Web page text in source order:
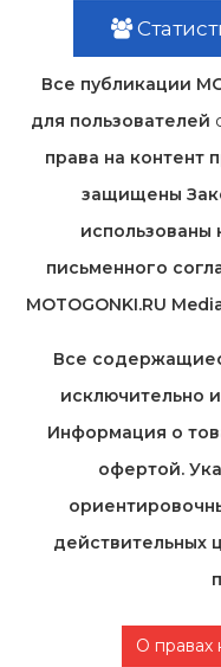
Все публикации
для пользователей
права на
защищены
использованы
письменного
MOTOGONKI.RU
Все
исключительно
Информация о
офертой.
действительных
О правах